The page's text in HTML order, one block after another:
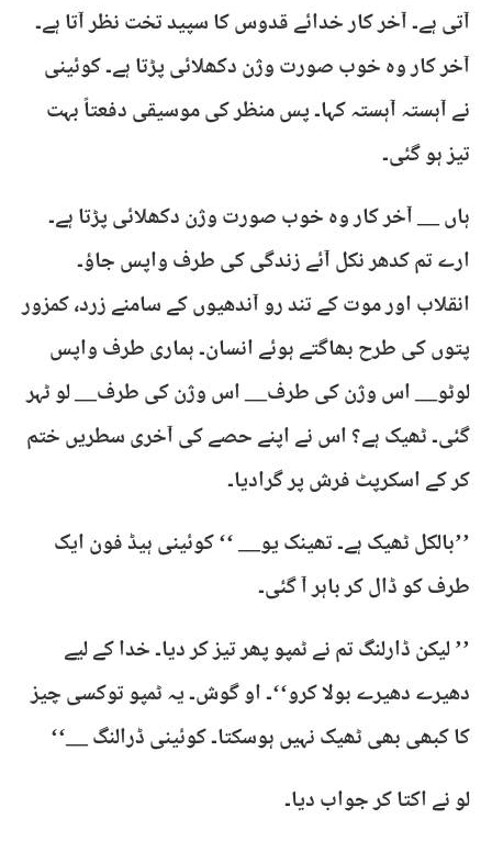
آتی ہے۔ آخر کار خدائے قدوس کا سپید تخت نظر آتا ہے۔
آخر کار وہ خوب صورت وژن دکھلائی پڑتا ہے۔ کوئینی
نے آہستہ آہستہ کہا۔ پس منظر کی موسیقی دفعتاً بہت
تیز ہو گئی۔
ہاں __ آخر کار وہ خوب صورت وژن دکھلائی پڑتا ہے۔
ارے تم کدھر نکل آئے زندگی کی طرف واپس جاؤ۔
انقلاب اور موت کے تند رو آندھیوں کے سامنے زرد، کمزور
پتوں کی طرح بھاگتے ہوئے انسان۔ ہماری طرف واپس
لوٹو__ اس وژن کی طرف__ اس وژن کی طرف__ لو ٹہر
گئی۔ ٹھیک ہے؟ اس نے اپنے حصے کی آخری سطریں ختم
کر کے اسکرپٹ فرش پر گرادیا۔
’’بالکل ٹھیک ہے۔ تھینک یو__ ‘‘ کوئینی ہیڈ فون ایک
طرف کو ڈال کر باہر آ گئی۔
’’ لیکن ڈارلنگ تم نے ٹمپو پھر تیز کر دیا۔ خدا کے لیے
دھیرے دھیرے بولا کرو‘‘۔ او گوش۔ یہ ٹمپو توکسی چیز
کا کبھی بھی ٹھیک نہیں ہوسکتا۔ کوئینی ڈرالنگ __‘‘
لو نے اکتا کر جواب دیا۔